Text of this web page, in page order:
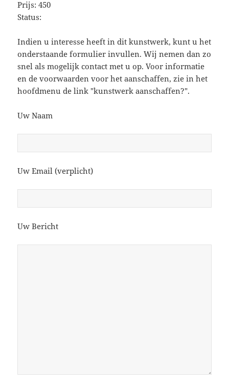
Prijs: 450
Status:
Indien u interesse heeft in dit kunstwerk, kunt u het
onderstaande formulier invullen. Wij nemen dan zo
snel als mogelijk contact met u op. Voor informatie
en de voorwaarden voor het aanschaffen, zie in het
hoofdmenu de link "kunstwerk aanschaffen?".
Uw Naam
Uw Email (verplicht)
Uw Bericht